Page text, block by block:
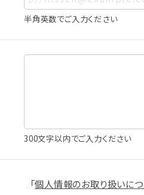
とはありません。
ラムの運営
問い合わせへの対応
情報、写真の本サービスへの掲載
半角英数でご入力ください
300文字以内でご入力ください
「個人情報のお取り扱いに